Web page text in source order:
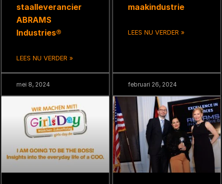
staalleverancier
ABRAMS
Industries®
LEES NU VERDER »
mei 8, 2024
maakindustrie
LEES NU VERDER »
februari 26, 2024